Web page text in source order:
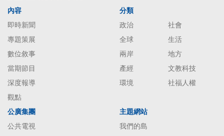
內容
即時新聞
專題策展
數位敘事
當期節目
深度報導
觀點
分類
政治
社會
全球
生活
兩岸
地方
產經
文教科技
環境
社福人權
公廣集團
公共電視
主題網站
我們的島